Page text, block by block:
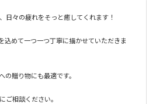
日々の疲れをそっと癒してくれます！
込めて一つ一つ丁寧に描かせていただきま
の贈り物にも最適です。
ご相談ください。